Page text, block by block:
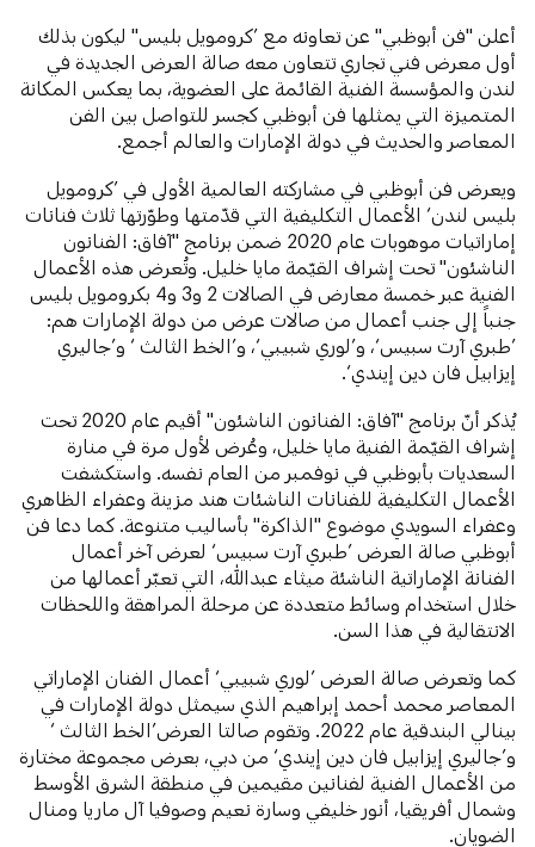
أعلن "فن أبوظبي" عن تعاونه مع ’كرومويل بليس" ليكون بذلك
أول معرض فني تجاري تتعاون معه صالة العرض الجديدة في
لندن والمؤسسة الفنية القائمة على العضوية، بما يعكس المكانة
المتميزة التي يمثلها فن أبوظبي كجسر للتواصل بين الفن
المعاصر والحديث في دولة الإمارات والعالم أجمع.
ويعرض فن أبوظبي في مشاركته العالمية الأولى في ’كرومويل
بليس لندن‘ الأعمال التكليفية التي قدّمتها وطوّرتها ثلاث فنانات
إماراتيات موهوبات عام 2020 ضمن برنامج "آفاق: الفنانون
الناشئون" تحت إشراف القيّمة مايا خليل. وتُعرض هذه الأعمال
الفنية عبر خمسة معارض في الصالات 2 و3 و4 بكرومويل بليس
جنباً إلى جنب أعمال من صالات عرض من دولة الإمارات هم:
’طبري آرت سبيس‘، و’لوري شبيبي‘، و’الخط الثالث ‘ و’جاليري
إيزابيل فان دين إيندي‘.
يُذكر أنّ برنامج "آفاق: الفنانون الناشئون" أقيم عام 2020 تحت
إشراف القيّمة الفنية مايا خليل، وعُرض لأول مرة في منارة
السعديات بأبوظبي في نوفمبر من العام نفسه. واستكشفت
الأعمال التكليفية للفنانات الناشئات هند مزينة وعفراء الظاهري
وعفراء السويدي موضوع "الذاكرة" بأساليب متنوعة. كما دعا فن
أبوظبي صالة العرض ’طبري آرت سبيس‘ لعرض آخر أعمال
الفنانة الإماراتية الناشئة ميثاء عبدالله، التي تعبّر أعمالها من
خلال استخدام وسائط متعددة عن مرحلة المراهقة واللحظات
الانتقالية في هذا السن.
كما وتعرض صالة العرض ’لوري شبيبي‘ أعمال الفنان الإماراتي
المعاصر محمد أحمد إبراهيم الذي سيمثل دولة الإمارات في
بينالي البندقية عام 2022. وتقوم صالتا العرض’الخط الثالث ‘
و’جاليري إيزابيل فان دين إيندي‘ من دبي، بعرض مجموعة مختارة
من الأعمال الفنية لفنانين مقيمين في منطقة الشرق الأوسط
وشمال أفريقيا، أنور خليفي وسارة نعيم وصوفيا آل ماريا ومنال
الضويان.